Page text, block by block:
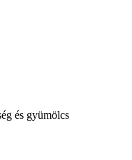
és gyümölcs